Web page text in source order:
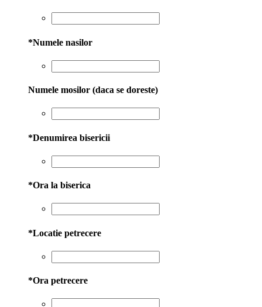
*Numele nasilor
Numele mosilor (daca se doreste)
*Denumirea bisericii
*Ora la biserica
*Locatie petrecere
*Ora petrecere